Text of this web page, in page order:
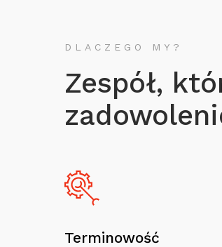
DLACZEGO MY?
Zespół,
Terminowość